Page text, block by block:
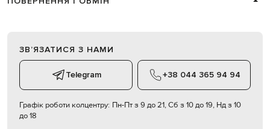
ЗВʼЯЗАТИСЯ З НАМИ
Telegram +38 044 365 94 94
Графік роботи колцентру: Пн-Пт з 9 до 21, Сб з 10 до 19, Нд з 10
до 18